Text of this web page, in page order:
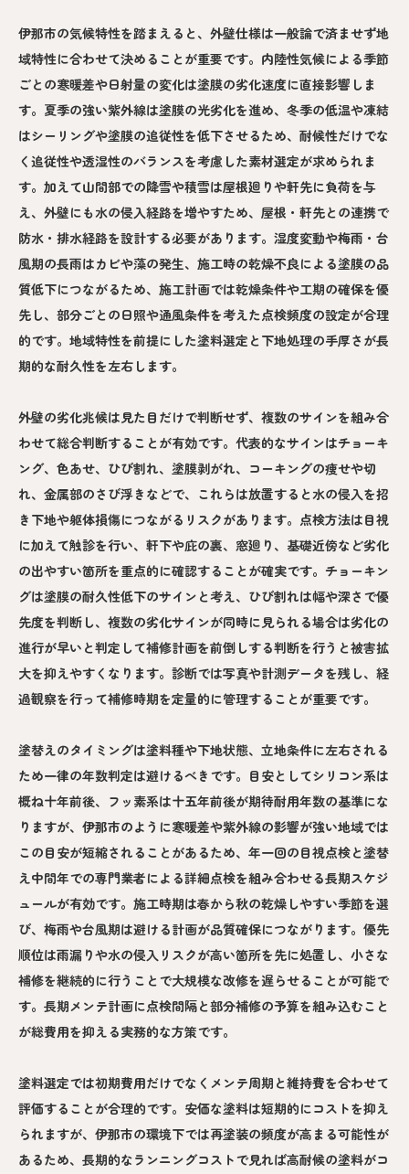
伊那市の気候特性を踏まえると、外壁仕様は一般論で済ませず地
域特性に合わせて決めることが重要です。内陸性気候による季節
ごとの寒暖差や日射量の変化は塗膜の劣化速度に直接影響しま
す。夏季の強い紫外線は塗膜の光劣化を進め、冬季の低温や凍結
はシーリングや塗膜の追従性を低下させるため、耐候性だけでな
く追従性や透湿性のバランスを考慮した素材選定が求められま
す。加えて山間部での降雪や積雪は屋根廻りや軒先に負荷を与
え、外壁にも水の侵入経路を増やすため、屋根・軒先との連携で
防水・排水経路を設計する必要があります。湿度変動や梅雨・台
風期の長雨はカビや藻の発生、施工時の乾燥不良による塗膜の品
質低下につながるため、施工計画では乾燥条件や工期の確保を優
先し、部分ごとの日照や通風条件を考えた点検頻度の設定が合理
的です。地域特性を前提にした塗料選定と下地処理の手厚さが長
期的な耐久性を左右します。
外壁の劣化兆候は見た目だけで判断せず、複数のサインを組み合
わせて総合判断することが有効です。代表的なサインはチョーキ
ング、色あせ、ひび割れ、塗膜剥がれ、コーキングの痩せや切
れ、金属部のさび浮きなどで、これらは放置すると水の侵入を招
き下地や躯体損傷につながるリスクがあります。点検方法は目視
に加えて触診を行い、軒下や庇の裏、窓廻り、基礎近傍など劣化
の出やすい箇所を重点的に確認することが確実です。チョーキン
グは塗膜の耐久性低下のサインと考え、ひび割れは幅や深さで優
先度を判断し、複数の劣化サインが同時に見られる場合は劣化の
進行が早いと判定して補修計画を前倒しする判断を行うと被害拡
大を抑えやすくなります。診断では写真や計測データを残し、経
過観察を行って補修時期を定量的に管理することが重要です。
塗替えのタイミングは塗料種や下地状態、立地条件に左右される
ため一律の年数判定は避けるべきです。目安としてシリコン系は
概ね十年前後、フッ素系は十五年前後が期待耐用年数の基準にな
りますが、伊那市のように寒暖差や紫外線の影響が強い地域では
この目安が短縮されることがあるため、年一回の目視点検と塗替
え中間年での専門業者による詳細点検を組み合わせる長期スケジ
ュールが有効です。施工時期は春から秋の乾燥しやすい季節を選
び、梅雨や台風期は避ける計画が品質確保につながります。優先
順位は雨漏りや水の侵入リスクが高い箇所を先に処置し、小さな
補修を継続的に行うことで大規模な改修を遅らせることが可能で
す。長期メンテ計画に点検間隔と部分補修の予算を組み込むこと
が総費用を抑える実務的な方策です。
塗料選定では初期費用だけでなくメンテ周期と維持費を合わせて
評価することが合理的です。安価な塗料は短期的にコストを抑え
られますが、伊那市の環境下では再塗装の頻度が高まる可能性が
あるため、長期的なランニングコストで見れば高耐候の塗料がコ